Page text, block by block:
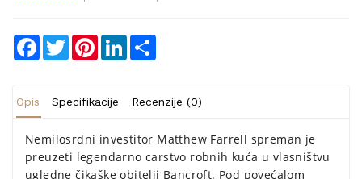
Facebook
TwitterPinterestLinkedIn
Opis Specifikacije Recenzije (0)
Nemilosrdni investitor Matthew Farrell spreman je
preuzeti legendarno carstvo robnih kuća u vlasništvu
ugledne čikaške obitelji Bancroft. Pod povećalom